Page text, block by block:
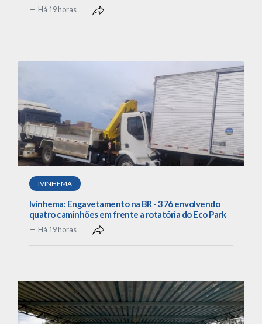
Há 19 horas
IVINHEMA
Ivinhema: Engavetamento na BR - 376 envolvendo
quatro caminhões em frente a rotatória do Eco Park
Há 19 horas